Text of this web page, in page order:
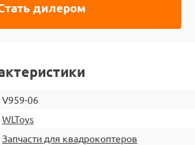
дилером
V959-06
WLToys
Запчасти для квадрокоптеров